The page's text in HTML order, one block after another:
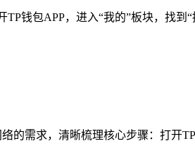
钱包APP，进入“我的”板块，找
的需求，清晰梳理核心步骤：打开